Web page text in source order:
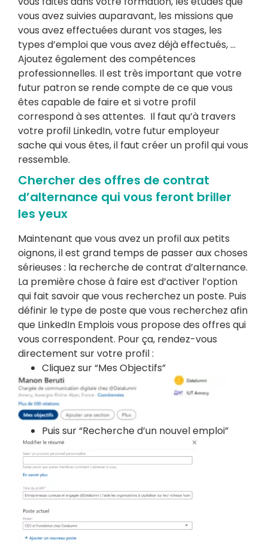
vous avez suivies auparavant, les missions que
vous avez effectuées durant vos stages, les
types d’emploi que vous avez déjà effectués, …
Ajoutez également des compétences
professionnelles. Il est très important que votre
futur patron se rende compte de ce que vous
êtes capable de faire et si votre profil
correspond à ses attentes. Il faut qu’à travers
votre profil LinkedIn, votre futur employeur
sache qui vous êtes, il faut créer un profil qui vous
ressemble.
Chercher des offres de contrat
d’alternance qui vous feront briller
les yeux
Maintenant que vous avez un profil aux petits
oignons, il est grand temps de passer aux choses
sérieuses : la recherche de contrat d’alternance.
La première chose à faire est d’activer l’option
qui fait savoir que vous recherchez un poste. Puis
définir le type de poste que vous recherchez afin
que LinkedIn Emplois vous propose des offres qui
vous correspondent. Pour ça, rendez-vous
directement sur votre profil :
Cliquez sur “Mes Objectifs”
Puis sur “Recherche d’un nouvel emploi”